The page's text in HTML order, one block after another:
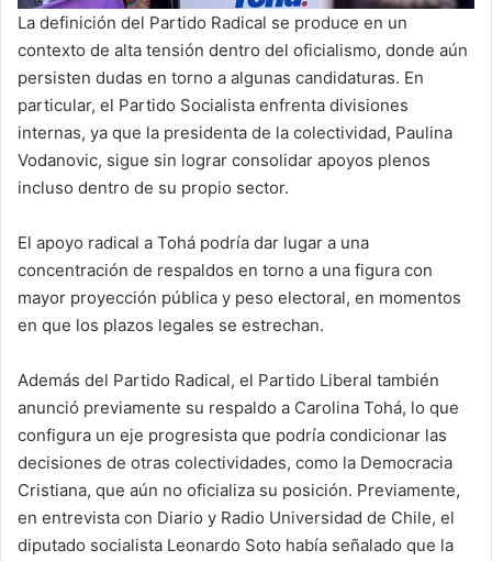
La definición del Partido Radical se produce en un
contexto de alta tensión dentro del oficialismo, donde aún
persisten dudas en torno a algunas candidaturas. En
particular, el Partido Socialista enfrenta divisiones
internas, ya que la presidenta de la colectividad, Paulina
Vodanovic, sigue sin lograr consolidar apoyos plenos
incluso dentro de su propio sector.
El apoyo radical a Tohá podría dar lugar a una
concentración de respaldos en torno a una figura con
mayor proyección pública y peso electoral, en momentos
en que los plazos legales se estrechan.
Además del Partido Radical, el Partido Liberal también
anunció previamente su respaldo a Carolina Tohá, lo que
configura un eje progresista que podría condicionar las
decisiones de otras colectividades, como la Democracia
Cristiana, que aún no oficializa su posición. Previamente,
en entrevista con Diario y Radio Universidad de Chile, el
diputado socialista Leonardo Soto había señalado que la